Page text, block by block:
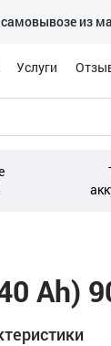
из
Услуги
Ah)